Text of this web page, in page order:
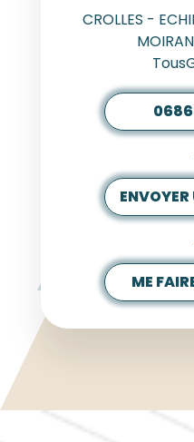
CROLLES -
ME